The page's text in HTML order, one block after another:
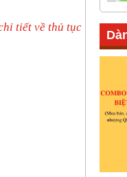
tiết về thủ tục